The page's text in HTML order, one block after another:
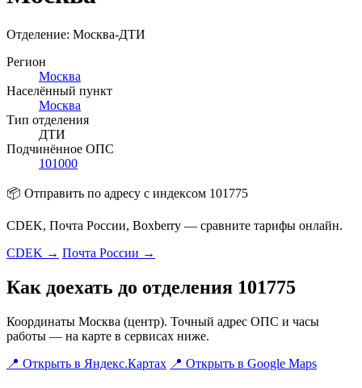
Отделение: Москва-ДТИ
Регион
Москва
Населённый пункт
Москва
Тип отделения
ДТИ
Подчинённое ОПС
101000
📦 Отправить по адресу с индексом 101775
CDEK, Почта России, Boxberry — сравните тарифы онлайн.
CDEK → Почта России →
Как доехать до отделения 101775
Координаты Москва (центр). Точный адрес ОПС и часы
работы — на карте в сервисах ниже.
📍 Открыть в Яндекс.Картах 📍 Открыть в Google Maps